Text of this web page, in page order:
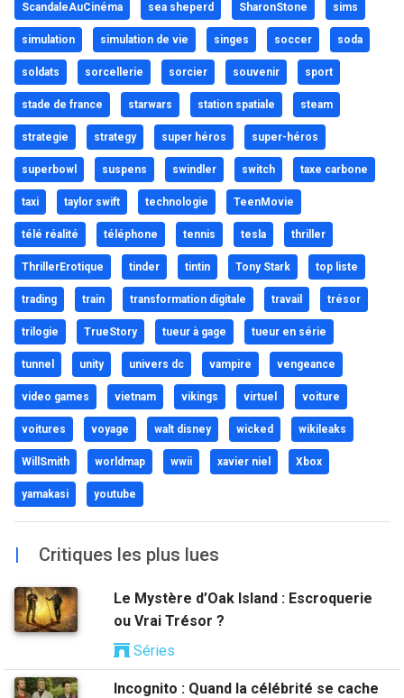
ScandaleAuCinéma sea sheperd SharonStone sims
simulation simulation de vie singes soccer soda
soldats sorcellerie sorcier souvenir sport
stade de france starwars station spatiale steam
strategie strategy super héros super-héros
superbowl suspens swindler switch taxe carbone
taxi taylor swift technologie TeenMovie
télé réalité téléphone tennis tesla thriller
ThrillerErotique tinder tintin Tony Stark top liste
trading train transformation digitale travail trésor
trilogie TrueStory tueur à gage tueur en série
tunnel unity univers dc vampire vengeance
video games vietnam vikings virtuel voiture
voitures voyage walt disney wicked wikileaks
WillSmith worldmap wwii xavier niel Xbox
yamakasi youtube
| Critiques les plus lues
Le Mystère d’Oak Island : Escroquerie
ou Vrai Trésor ?
Séries
Incognito : Quand la célébrité se cache